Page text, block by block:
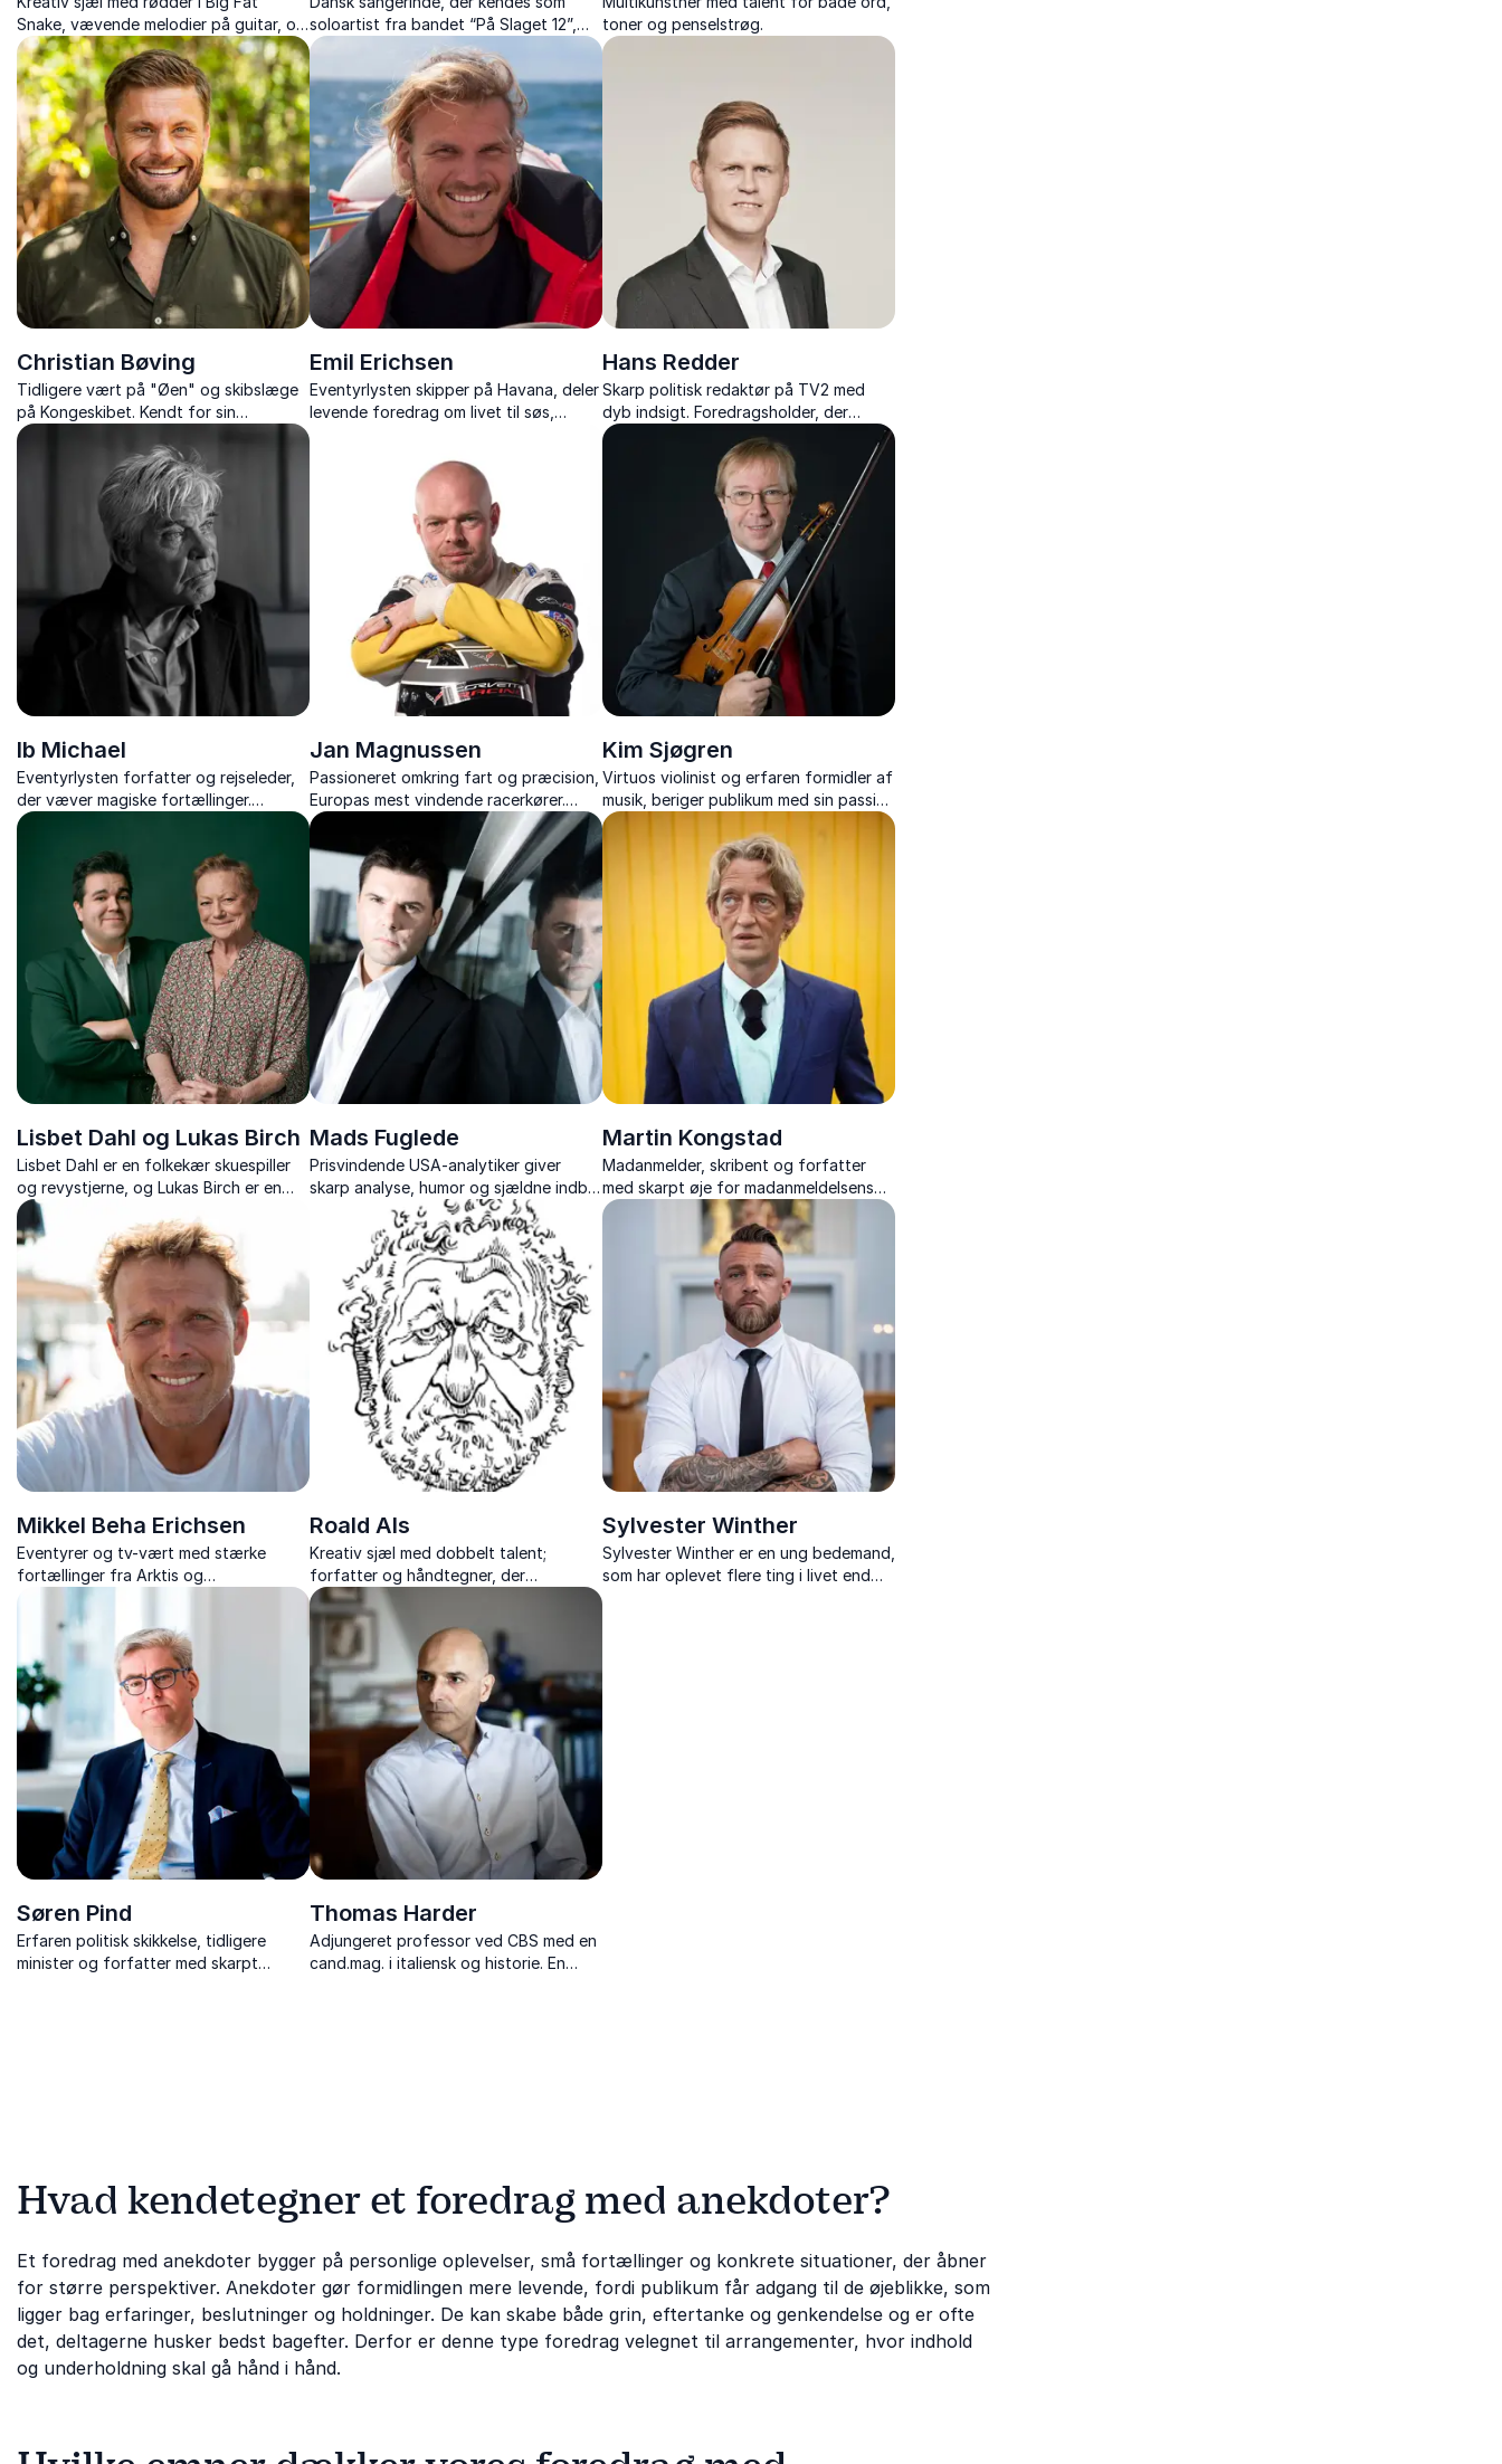
Snake, vævende melodier på guitar, og
forførende tekster. Passion for musik
og livet.
soloartist fra bandet “På Slaget 12”,
som står bag hittet ”Hjem til Århus”.
toner og penselstrøg.
Christian Bøving
Tidligere vært på "Øen" og skibslæge
på Kongeskibet. Kendt for sin
eventyrlige ånd og unikke erfaringer
fra både tv-verdenen og det maritime
Emil Erichsen
Eventyrlysten skipper på Havana, deler
levende foredrag om livet til søs,
udfordringer og skønheden ved det
Hans Redder
Skarp politisk redaktør på TV2 med
dyb indsigt. Foredragsholder, der
vækker tanke og debat.
Ib Michael
Eventyrlysten forfatter og rejseleder,
der væver magiske fortællinger.
Inspirerende foredragsholder med et
Jan Magnussen
Passioneret omkring fart og præcision,
Europas mest vindende racerkører.
Lever for adrenalinsus og sejrens
sødme på asfalten.
Kim Sjøgren
Virtuos violinist og erfaren formidler af
musik, beriger publikum med sin passion
og ekspertise gennem medrivende
foredrag
Lisbet Dahl og Lukas Birch
Lisbet Dahl er en folkekær skuespiller
og revystjerne, og Lukas Birch er en
kendt skikkelse i dansk kulturliv, som
revydirektør, forfatter og kulturel
iværksætter.
Mads Fuglede
Prisvindende USA-analytiker giver
skarp analyse, humor og sjældne indblik
i USA’s politiske dynamikker, globale
strategi og historiske udvikling.
Martin Kongstad
Madanmelder, skribent og forfatter
med skarpt øje for madanmeldelsens
kunst og detaljens vigtighed. Dykker
ned i gastronomiens finesser og
formidler med passion.
Mikkel Beha Erichsen
Eventyrer og tv-vært med stærke
fortællinger fra Arktis og
verdenshavene.
Roald Als
Kreativ sjæl med dobbelt talent;
forfatter og håndtegner, der
mesterligt blander ord og billeder til at
fortælle fængslende historier.
Sylvester Winther
Sylvester Winther er en ung bedemand,
som har oplevet flere ting i livet end
andre unge mænd i hans alder, som
Søren Pind
Erfaren politisk skikkelse, tidligere
minister og forfatter med skarpt
Thomas Harder
Adjungeret professor ved CBS med en
cand.mag. i italiensk og historie. En
Hvad kendetegner et foredrag med anekdoter?
Et foredrag med anekdoter bygger på personlige oplevelser, små fortællinger og konkrete situationer, der åbner
for større perspektiver. Anekdoter gør formidlingen mere levende, fordi publikum får adgang til de øjeblikke, som
ligger bag erfaringer, beslutninger og holdninger. De kan skabe både grin, eftertanke og genkendelse og er ofte
det, deltagerne husker bedst bagefter. Derfor er denne type foredrag velegnet til arrangementer, hvor indhold
og underholdning skal gå hånd i hånd.